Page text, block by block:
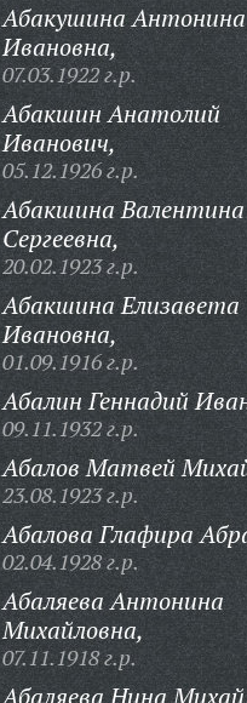
Абакушина Антонина
Ивановна,
07.03.1922 г.р.
Абакшин Анатолий
Иванович,
05.12.1926 г.р.
Абакшина Валентина
Сергеевна,
20.02.1923 г.р.
Абакшина Елизавета
Ивановна,
01.09.1916 г.р.
Абалин Геннадий
09.11.1932 г.р.
Абалов Матвей
23.08.1923 г.р.
Абалова Глафира
02.04.1928 г.р.
Абаляева Антонина
Михайловна,
07.11.1918 г.р.
Абаляева Нина